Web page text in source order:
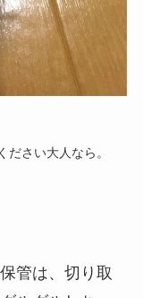
さい大人なら。
管は、切り取